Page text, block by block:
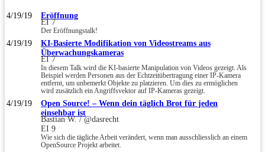
4/19/19 Eröffnung
EI 7
Der Eröffnungstalk!
4/19/19
KI-Basierte Modifikation von Videostreams aus
Überwachungskameras
EI 7
In diesem Talk wird die KI-basierte Manipulation von Videos gezeigt. Als
Beispiel werden Personen aus der Echtzeitübertragung einer IP-Kamera
entfernt, um unbemerkt Objekte zu platzieren. Um dies zu ermöglichen
wird zusätzlich ein Angriffsvektor auf IP-Kameras gezeigt.
4/19/19
Open Source! – Wenn dein täglich Brot für jeden
einsehbar ist
Bastian W. / @dasrecht
EI 9
Wie sich die tägliche Arbeit verändert, wenn man ausschliesslich an einem
OpenSource Projekt arbeitet.